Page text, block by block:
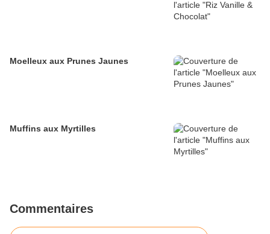
Moelleux aux Prunes Jaunes
Muffins aux Myrtilles
Commentaires